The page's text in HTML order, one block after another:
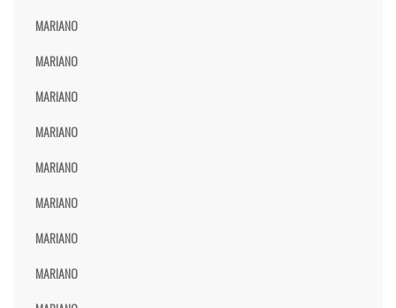
MARIANO
MARIANO
MARIANO
MARIANO
MARIANO
MARIANO
MARIANO
MARIANO